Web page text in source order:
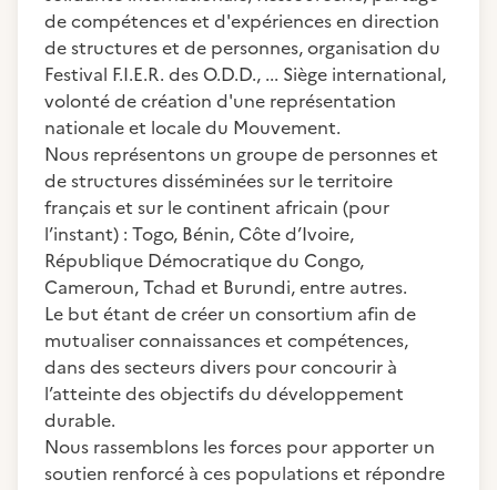
de compétences et d'expériences en direction
de structures et de personnes, organisation du
Festival F.I.E.R. des O.D.D., ... Siège international,
volonté de création d'une représentation
nationale et locale du Mouvement.
Nous représentons un groupe de personnes et
de structures disséminées sur le territoire
français et sur le continent africain (pour
l’instant) : Togo, Bénin, Côte d’Ivoire,
République Démocratique du Congo,
Cameroun, Tchad et Burundi, entre autres.
Le but étant de créer un consortium afin de
mutualiser connaissances et compétences,
dans des secteurs divers pour concourir à
l’atteinte des objectifs du développement
durable.
Nous rassemblons les forces pour apporter un
soutien renforcé à ces populations et répondre